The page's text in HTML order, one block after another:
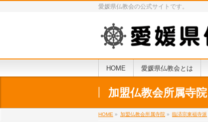
愛媛県仏教会の公式サイトです。
HOME 愛媛県仏教会とは
加盟仏教会所属寺院
HOME » 加盟仏教会所属寺院 » 臨済宗東福寺派